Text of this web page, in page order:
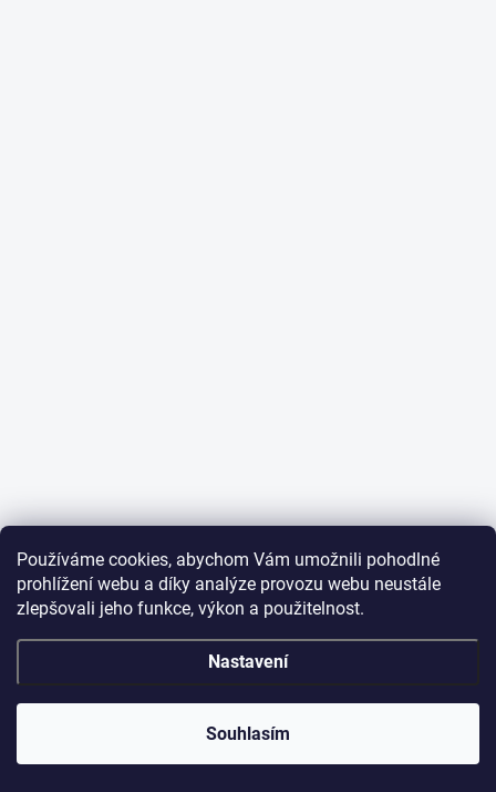
Používáme cookies, abychom Vám umožnili pohodlné
prohlížení webu a díky analýze provozu webu neustále
zlepšovali jeho funkce, výkon a použitelnost.
Nastavení
Souhlasím